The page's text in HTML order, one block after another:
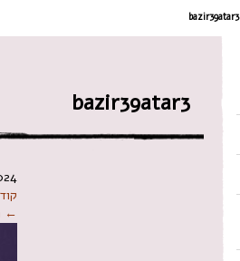
bazir39atar3
bazir39atar3
←